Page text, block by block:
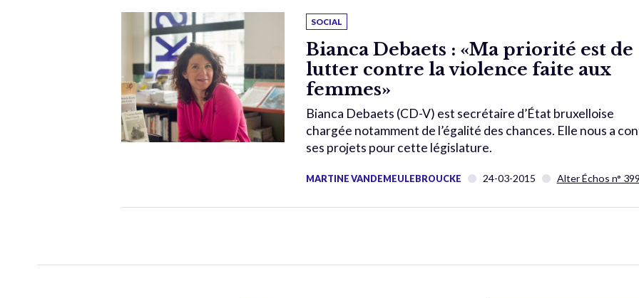
SOCIAL
Bianca Debaets : «Ma priorité est de
lutter contre la violence faite aux
femmes»
Bianca Debaets (CD-V) est secrétaire d’État bruxelloise
chargée notamment de l’égalité des chances. Elle nous a
ses projets pour cette législature.
MARTINE VANDEMEULEBROUCKE 24-03-2015 Alter Échos n°